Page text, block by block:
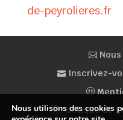
de-peyrolieres.fr
Inscrivez-
Politique de
Nous utilisons des cookies